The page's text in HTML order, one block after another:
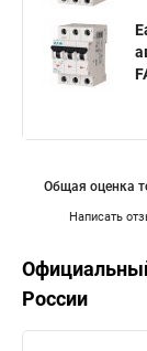
Написать
Общая оценка
России